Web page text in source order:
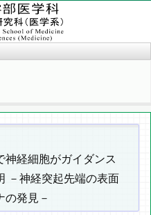
旧twitter
神経細胞がガイダンス
－神経突起先端の表面
の発見－